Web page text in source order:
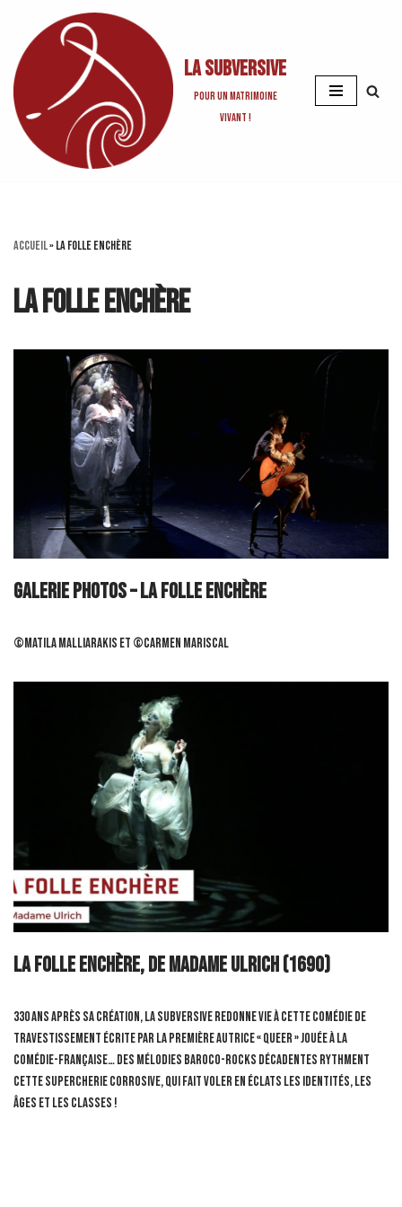
Aller
au
contenu
La Subversive
Pour un matrimoine
vivant !
Accueil»La Folle Enchère
La Folle Enchère
GALERIE PHOTOS – La Folle Enchère
©Matila Malliarakis et ©Carmen Mariscal
La Folle Enchère, de Madame Ulrich (1690)
330 ans après sa création, La Subversive redonne vie à cette comédie de
travestissement écrite par la première autrice « queer » jouée à la
Comédie-Française… Des mélodies baroco-rocks décadentes rythment
cette supercherie corrosive, qui fait voler en éclats les identités, les
âges et les classes !